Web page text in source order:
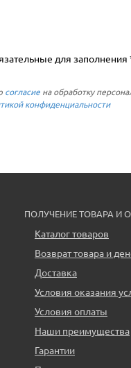
для заполнения
согласие на обработку
конфиденциальности
ПОЛУЧЕНИЕ ТОВАРА И
Каталог товаров
Возврат товара и
Доставка
Условия оказания
Условия оплаты
Наши преимущества
Гарантии